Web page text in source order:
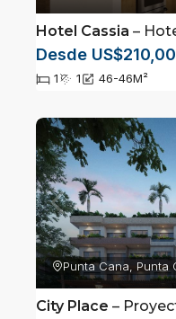
Hotel Cassia – Hotel de
Desde
1 1 46-46M²
Punta Cana, Punta
City Place – Proyecto de